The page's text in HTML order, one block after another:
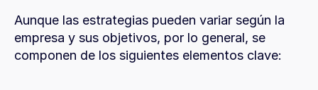
Aunque las estrategias pueden variar según la
empresa y sus objetivos, por lo general, se
componen de los siguientes elementos clave: